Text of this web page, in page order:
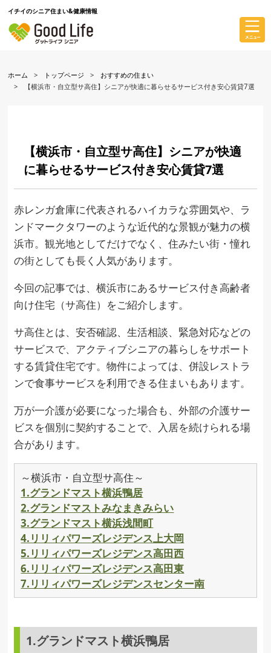
イチイのシニア住まい&健康情報
ホーム トップページ
おすすめの住まい
【横浜市・自立型サ高住】シニアが快適に暮らせるサービス付き安心賃貸7選
【横浜市・自立型サ高住】シニアが快適
に暮らせるサービス付き安心賃貸7選
赤レンガ倉庫に代表されるハイカラな雰囲気や、ラ
ンドマークタワーのような近代的な景観が魅力の横
浜市。観光地としてだけでなく、住みたい街・憧れ
の街としても長く人気があります。
今回の記事では、横浜市にあるサービス付き高齢者
向け住宅（サ高住）をご紹介します。
サ高住とは、安否確認、生活相談、緊急対応などの
サービスで、アクティブシニアの暮らしをサポート
する賃貸住宅です。物件によっては、併設レストラ
ンで食事サービスを利用できる住まいもあります。
万が一介護が必要になった場合も、外部の介護サー
ビスを個別に契約することで、入居を続けられる場
合があります。
～横浜市・自立型サ高住～
1.グランドマスト横浜鴨居
2.グランドマストみなまきみらい
3.グランドマスト横浜浅間町
4.リリィパワーズレジデンス上大岡
5.リリィパワーズレジデンス高田西
6.リリィパワーズレジデンス高田東
7.リリィパワーズレジデンスセンター南
1.グランドマスト横浜鴨居